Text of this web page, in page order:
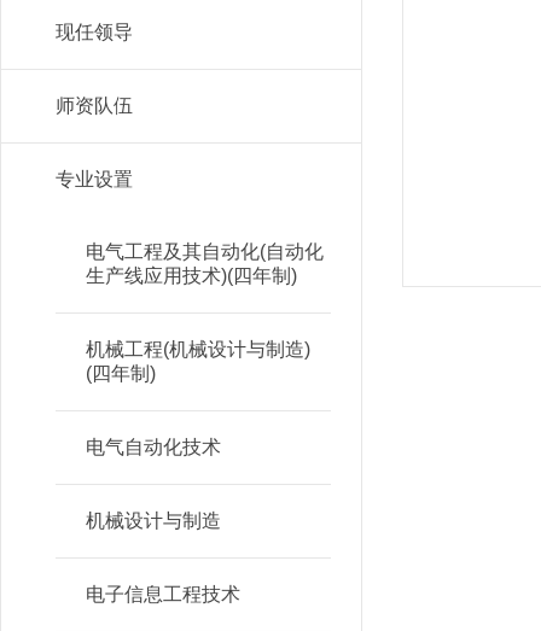
现任领导
师资队伍
专业设置
电气工程及其自动化(自动化
生产线应用技术)(四年制)
机械工程(机械设计与制造)
(四年制)
电气自动化技术
机械设计与制造
电子信息工程技术